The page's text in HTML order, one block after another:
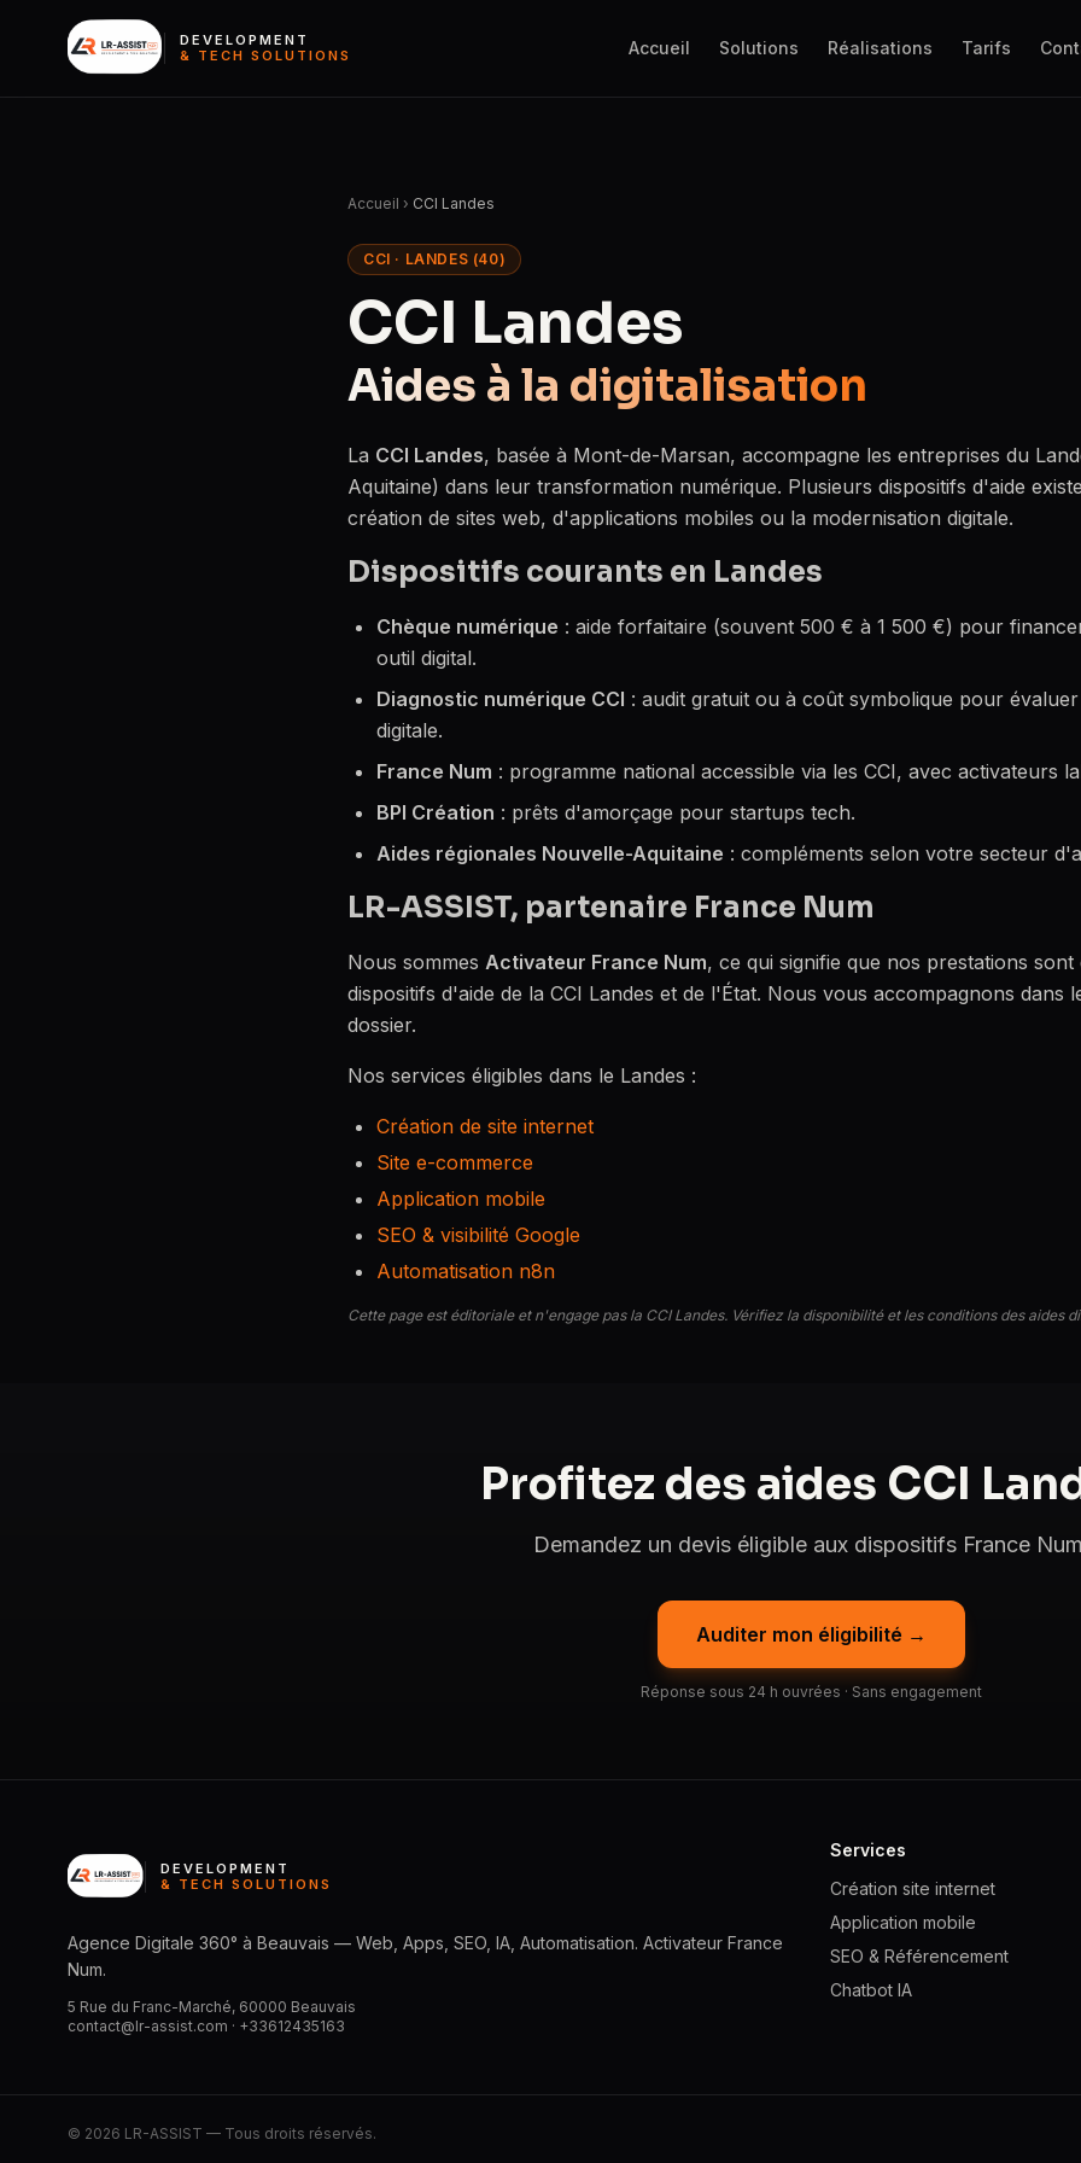
DEVELOPMENT
& TECH SOLUTIONS
Accueil Solutions Réalisations Tarifs
Accueil › CCI Landes
CCI · LANDES (40)
CCI Landes
Aides à la digitalisation
La CCI Landes, basée à Mont-de-Marsan, accompagne les entreprises du
Aquitaine) dans leur transformation numérique. Plusieurs dispositifs d'aide
création de sites web, d'applications mobiles ou la modernisation digitale.
Dispositifs courants en Landes
Chèque numérique : aide forfaitaire (souvent 500 € à 1 500 €) pour
outil digital.
Diagnostic numérique CCI : audit gratuit ou à coût symbolique pour
digitale.
France Num : programme national accessible via les CCI, avec activateurs
BPI Création : prêts d'amorçage pour startups tech.
Aides régionales Nouvelle-Aquitaine : compléments selon votre secteur
LR-ASSIST, partenaire France Num
Nous sommes Activateur France Num, ce qui signifie que nos prestations sont
dispositifs d'aide de la CCI Landes et de l'État. Nous vous accompagnons dans
dossier.
Nos services éligibles dans le Landes :
Création de site internet
Site e-commerce
Application mobile
SEO & visibilité Google
Automatisation n8n
Cette page est éditoriale et n'engage pas la CCI Landes. Vérifiez la disponibilité et les conditions des aides
Profitez des aides CCI
Demandez un devis éligible aux dispositifs France
Auditer mon éligibilité →
Réponse sous 24 h ouvrées · Sans engagement
DEVELOPMENT
& TECH SOLUTIONS
Agence Digitale 360° à Beauvais — Web, Apps, SEO, IA, Automatisation. Activateur France
Num.
5 Rue du Franc-Marché, 60000 Beauvais
contact@lr-assist.com · +33612435163
Services
Création site internet
Application mobile
SEO & Référencement
Chatbot IA
© 2026 LR-ASSIST — Tous droits réservés.